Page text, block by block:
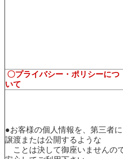
〇プライバシー・ポリシーにつ
いて
●お客様の個人情報を、第三者に
譲渡または公開するような
ことは決して御座いませんの